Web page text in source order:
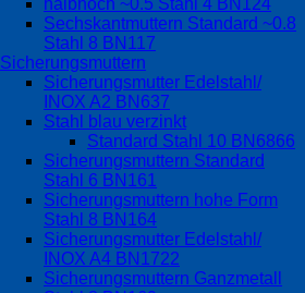
Sechskantmuttern Standard ~0.8
Stahl 8 BN117
Sicherungsmuttern
Sicherungsmutter Edelstahl/
INOX A2 BN637
Stahl blau verzinkt
Standard Stahl 10 BN6866
Sicherungsmuttern Standard
Stahl 6 BN161
Sicherungsmuttern hohe Form
Stahl 8 BN164
Sicherungsmutter Edelstahl/
INOX A4 BN1722
Sicherungsmuttern Ganzmetall